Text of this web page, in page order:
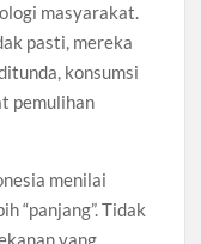
masyarakat.
pasti, mereka
konsumsi
pemulihan
menilai
“panjang”. Tidak
yang